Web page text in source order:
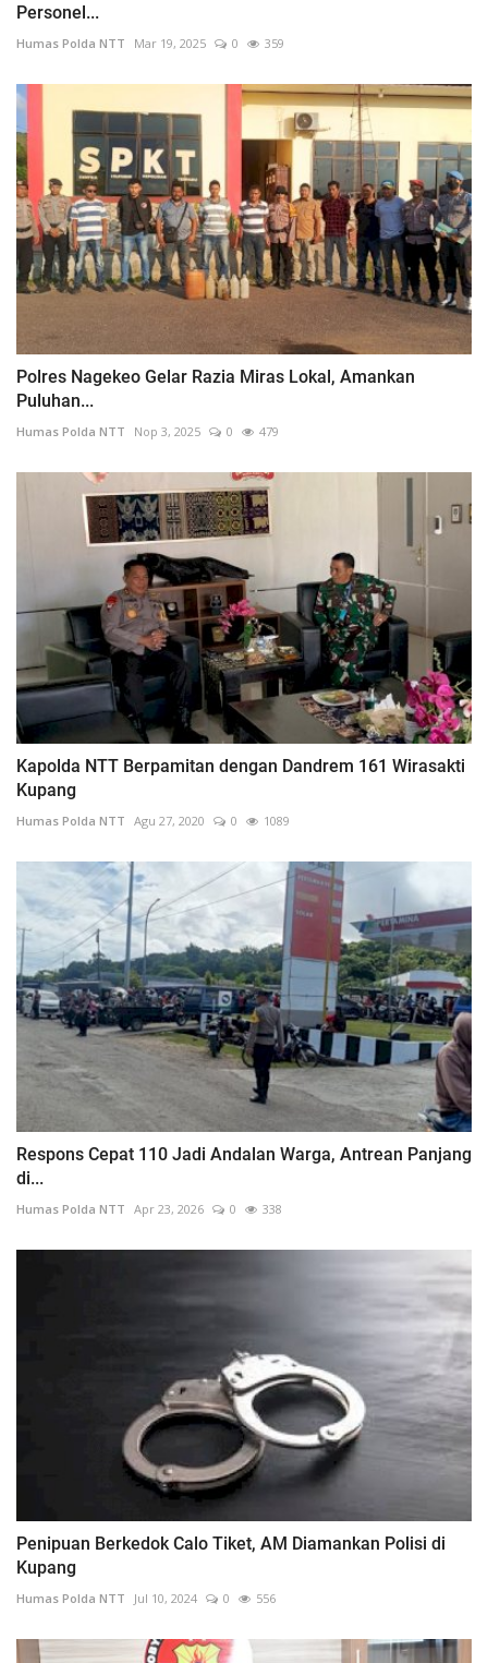
Personel...
Humas Polda NTT Mar 19, 2025 0 359
Polres Nagekeo Gelar Razia Miras Lokal, Amankan
Puluhan...
Humas Polda NTT Nop 3, 2025 0 479
Kapolda NTT Berpamitan dengan Dandrem 161 Wirasakti
Kupang
Humas Polda NTT Agu 27, 2020 0 1089
Respons Cepat 110 Jadi Andalan Warga, Antrean Panjang
di...
Humas Polda NTT Apr 23, 2026 0 338
Penipuan Berkedok Calo Tiket, AM Diamankan Polisi di
Kupang
Humas Polda NTT Jul 10, 2024 0 556